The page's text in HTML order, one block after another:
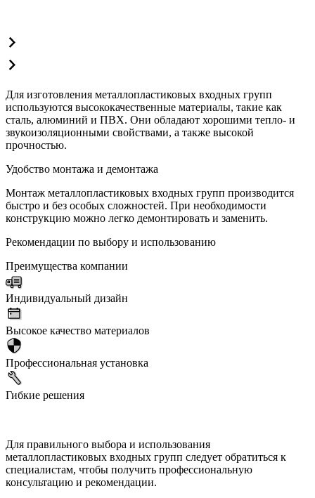
Для изготовления металлопластиковых входных групп
используются высококачественные материалы, такие как
сталь, алюминий и ПВХ. Они обладают хорошими тепло- и
звукоизоляционными свойствами, а также высокой
прочностью.
Удобство монтажа и демонтажа
Монтаж металлопластиковых входных групп производится
быстро и без особых сложностей. При необходимости
конструкцию можно легко демонтировать и заменить.
Рекомендации по выбору и использованию
Преимущества компании
Индивидуальный дизайн
Высокое качество материалов
Профессиональная установка
Гибкие решения
Для правильного выбора и использования
металлопластиковых входных групп следует обратиться к
специалистам, чтобы получить профессиональную
консультацию и рекомендации.